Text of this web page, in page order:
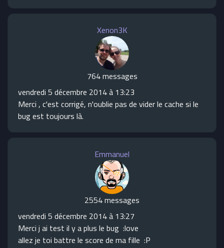
Xenon3K
764 messages
vendredi 5 décembre 2014 à 13:23
Merci , c'est corrigé, n'oublie pas de vider le cache si le
bug est toujours là.
Emmanuel
2554 messages
vendredi 5 décembre 2014 à 13:27
Merci j ai test il y a plus le bug :love
allez je toi battre le score de ma fille :P